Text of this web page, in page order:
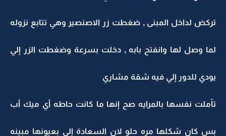
تركض لداخل المبنى , ضغطت زر الاصنصير وهي تتابع نزوله
لما وصل لها وانفتح بابه , دخلت بسرعة وضغطت الزر إلي
يودي للدور إلي فيه شقة مشاري
تأملت نفسها بالمرايه صح إنها ما كانت حاطه أي ميك أب
بس كان شكلها مره حلو لان السعادة إلي بعيونها مبينه